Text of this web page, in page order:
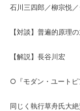
石川三四郎／柳宗悦
【対談】普遍的原理
【解説】長谷川宏
○『モダン・ユートピ
同じく執行草舟氏大